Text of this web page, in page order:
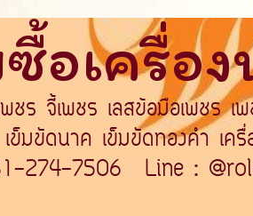
อเครื่อ
ชร จี้เพชร เลสข้อมือเพชร
มขัดนาค เข็มขัดทองคำ เค
274-7506 Line :